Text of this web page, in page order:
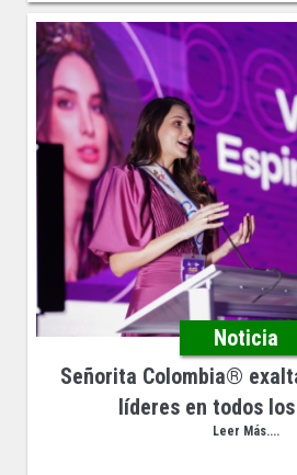
Noticia
Señorita Colombia®
líderes en todos
Leer Más....